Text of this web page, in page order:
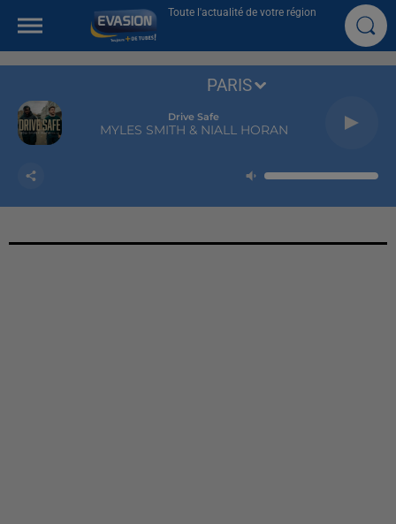
Toute l'actualité de votre région
Drive Safe
MYLES SMITH & NIALL HORAN
PARIS